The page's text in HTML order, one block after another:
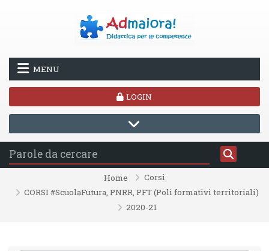
MENU
LOGIN
Home
Corsi
CORSI #ScuolaFutura, PNRR, PFT (Poli formativi territoriali)
2020-21